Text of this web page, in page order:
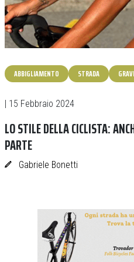
ABBIGLIAMENTO STRADA
| 15 Febbraio 2024
LO STILE DELLA CICLISTA:
PARTE
Gabriele Bonetti